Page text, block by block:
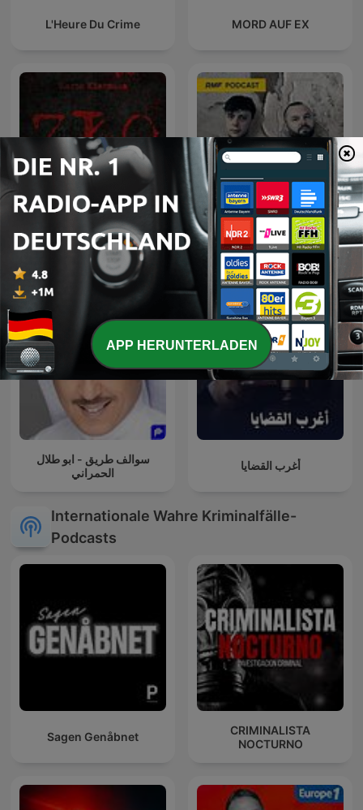
L'Heure Du Crime MORD AUF EX
ZŁO - Zbrodnia Łowca
Ofiara
Sceny zbrodni
سوالف طريق - ابو طلال
الحمراني
أغرب القضايا
Internationale Wahre Kriminalfälle-
Podcasts
Sagen Genåbnet
CRIMINALISTA
NOCTURNO
APP HERUNTERLADEN